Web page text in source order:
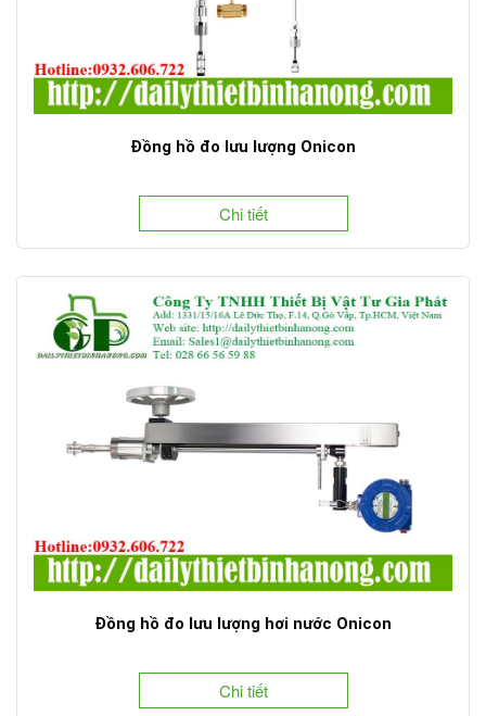
Đồng hồ đo lưu lượng Onicon
Chi tiết
Đồng hồ đo lưu lượng hơi nước Onicon
Chi tiết